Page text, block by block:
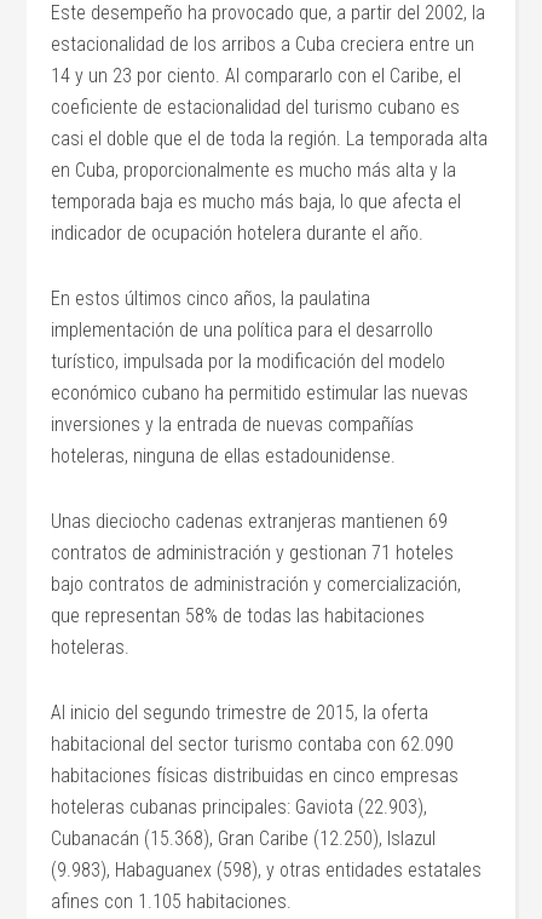
Este desempeño ha provocado que, a partir del 2002, la
estacionalidad de los arribos a Cuba creciera entre un
14 y un 23 por ciento. Al compararlo con el Caribe, el
coeficiente de estacionalidad del turismo cubano es
casi el doble que el de toda la región. La temporada alta
en Cuba, proporcionalmente es mucho más alta y la
temporada baja es mucho más baja, lo que afecta el
indicador de ocupación hotelera durante el año.
En estos últimos cinco años, la paulatina
implementación de una política para el desarrollo
turístico, impulsada por la modificación del modelo
económico cubano ha permitido estimular las nuevas
inversiones y la entrada de nuevas compañías
hoteleras, ninguna de ellas estadounidense.
Unas dieciocho cadenas extranjeras mantienen 69
contratos de administración y gestionan 71 hoteles
bajo contratos de administración y comercialización,
que representan 58% de todas las habitaciones
hoteleras.
Al inicio del segundo trimestre de 2015, la oferta
habitacional del sector turismo contaba con 62.090
habitaciones físicas distribuidas en cinco empresas
hoteleras cubanas principales: Gaviota (22.903),
Cubanacán (15.368), Gran Caribe (12.250), Islazul
(9.983), Habaguanex (598), y otras entidades estatales
afines con 1.105 habitaciones.